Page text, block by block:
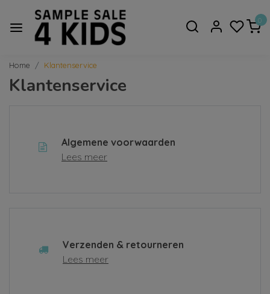
0
Home Klantenservice
Klantenservice
Algemene voorwaarden
Lees meer
Verzenden & retourneren
Lees meer